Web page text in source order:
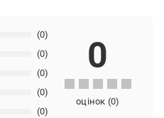
(0)
(0)
(0)
(0)
(0)
0
оцінок (0)